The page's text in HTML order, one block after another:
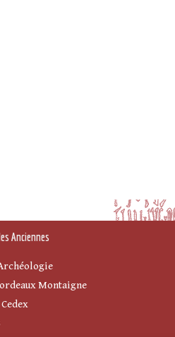
Anciennes
Montaigne